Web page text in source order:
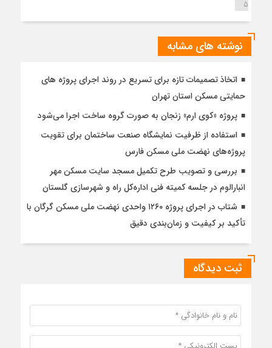
5
نوشته های مشابه
اتخاذ تصمیمات تازه برای تسریع در روند اجرای پروژه های
حمایتی مسکن استان تهران
پروژه «کوی ارم» زنجان به صورت گروه ساخت اجرا می‌شود
استفاده از ظرفیت نمایشگاه صنعت ساختمان برای تقویت
پروژه‌های نهضت ملی مسکن فارس
بررسی و تصویب طرح تکمیل مسجد سایت مسکن مهر
انبارالوم در جلسه کمیته فنی اداره‌کل راه و شهرسازی گلستان
شتاب در اجرای پروژه ۱۲۶۰ واحدی نهضت ملی مسکن گرگان با
تأکید بر کیفیت و زمان‌بندی دقیق
ثبت دیدگاه